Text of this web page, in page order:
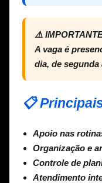
⚠️
A vaga é
dia, de segunda
📋
Apoio nas
Organização e
Controle de
Atendimento